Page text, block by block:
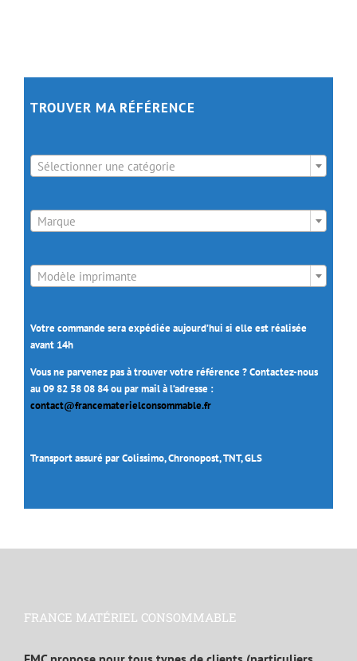
TROUVER MA RÉFÉRENCE
Sélectionner une catégorie
Marque
Modèle imprimante
Votre commande sera expédiée aujourd’hui si elle est réalisée
avant 14h
Vous ne parvenez pas à trouver votre référence ? Contactez-nous
au 09 82 58 08 84 ou par mail à l’adresse :
contact@francematerielconsommable.fr
Transport assuré par Colissimo, Chronopost, TNT, GLS
FRANCE MATÉRIEL CONSOMMABLE